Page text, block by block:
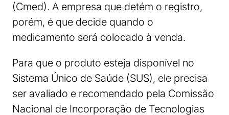
(Cmed). A empresa que detém o registro,
porém, é que decide quando o
medicamento será colocado à venda.
Para que o produto esteja disponível no
Sistema Único de Saúde (SUS), ele precisa
ser avaliado e recomendado pela Comissão
Nacional de Incorporação de Tecnologias